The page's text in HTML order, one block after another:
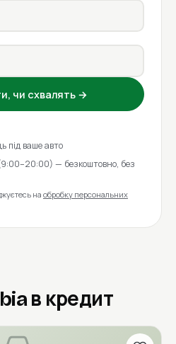
чи схвалять →
під ваше авто
— безкоштовно, без
на обробку персональних
в кредит